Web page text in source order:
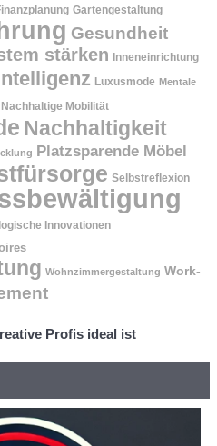
Gartengestaltung
Gesundheit
stärken Inneneinrichtung
Luxusmode Mentale
Nachhaltige Mobilität
Nachhaltigkeit
Platzsparende Möbel
Selbstreflexion
Innovationen
Wohnzimmergestaltung Work-
Profis ideal ist